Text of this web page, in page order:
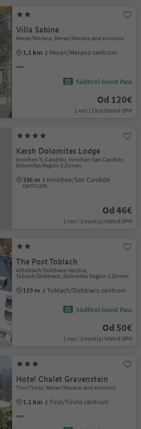
Villa Sabine
Meran/Merano, Meran/Merano and environs
1.1 km z Meran/Merano centrum
Südtirol Guest Pass
Od 120€
1 noc / 1 byt Včetně DPH
Kersh Dolomites Lodge
Innichen/S. Candido, Innichen/San Candido,
Dolomites Region 3 Zinnen
336 m z Innichen/San Candido
centrum
Od 46€
1 noc / 2 osob(y) Včetně DPH
The Post Toblach
Alttoblach/Dobbiaco Vecchia,
Toblach/Dobbiaco, Dolomites Region 3 Zinnen
119 m z Toblach/Dobbiaco centrum
Südtirol Guest Pass
Od 50€
1 noc / 2 osob(y) Včetně DPH
Hotel Chalet Gravenstein
Tirol/Tirolo, Meran/Merano and environs
1.1 km z Tirol/Tirolo centrum